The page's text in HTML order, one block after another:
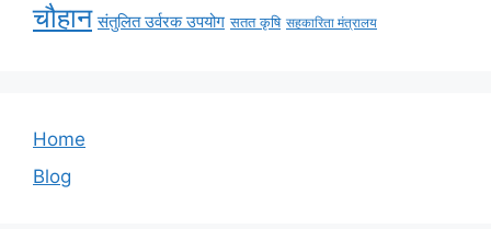
चौहान संतुलित उर्वरक उपयोग सतत कृषि सहकारिता मंत्रालय
Home
Blog